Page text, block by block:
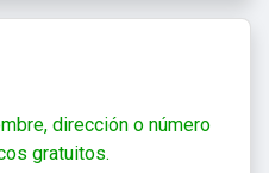
dirección o número
gratuitos.